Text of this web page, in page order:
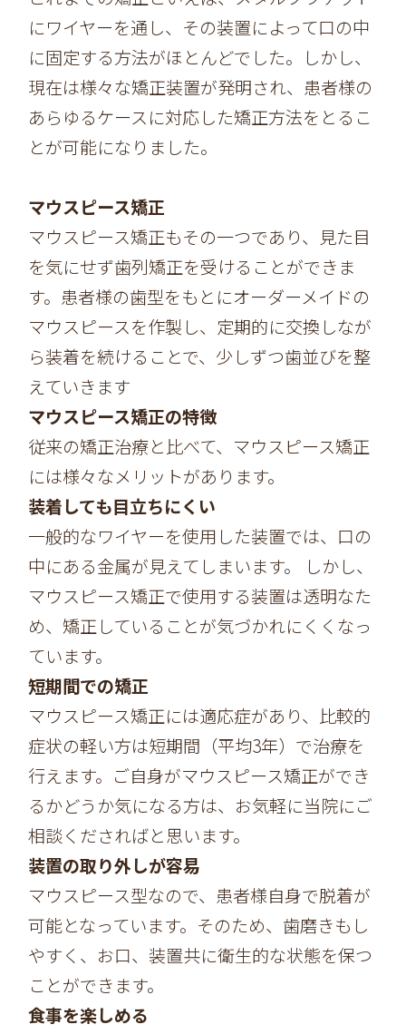
にワイヤーを通し、その装置によって口の中
に固定する方法がほとんどでした。しかし、
現在は様々な矯正装置が発明され、患者様の
あらゆるケースに対応した矯正方法をとるこ
とが可能になりました。
マウスピース矯正
マウスピース矯正もその一つであり、見た目
を気にせず歯列矯正を受けることができま
す。患者様の歯型をもとにオーダーメイドの
マウスピースを作製し、定期的に交換しなが
ら装着を続けることで、少しずつ歯並びを整
えていきます
マウスピース矯正の特徴
従来の矯正治療と比べて、マウスピース矯正
には様々なメリットがあります。
装着しても目立ちにくい
一般的なワイヤーを使用した装置では、口の
中にある金属が見えてしまいます。 しかし、
マウスピース矯正で使用する装置は透明なた
め、矯正していることが気づかれにくくなっ
ています。
短期間での矯正
マウスピース矯正には適応症があり、比較的
症状の軽い方は短期間（平均3年）で治療を
行えます。ご自身がマウスピース矯正ができ
るかどうか気になる方は、お気軽に当院にご
相談くださればと思います。
装置の取り外しが容易
マウスピース型なので、患者様自身で脱着が
可能となっています。そのため、歯磨きもし
やすく、お口、装置共に衛生的な状態を保つ
ことができます。
食事を楽しめる